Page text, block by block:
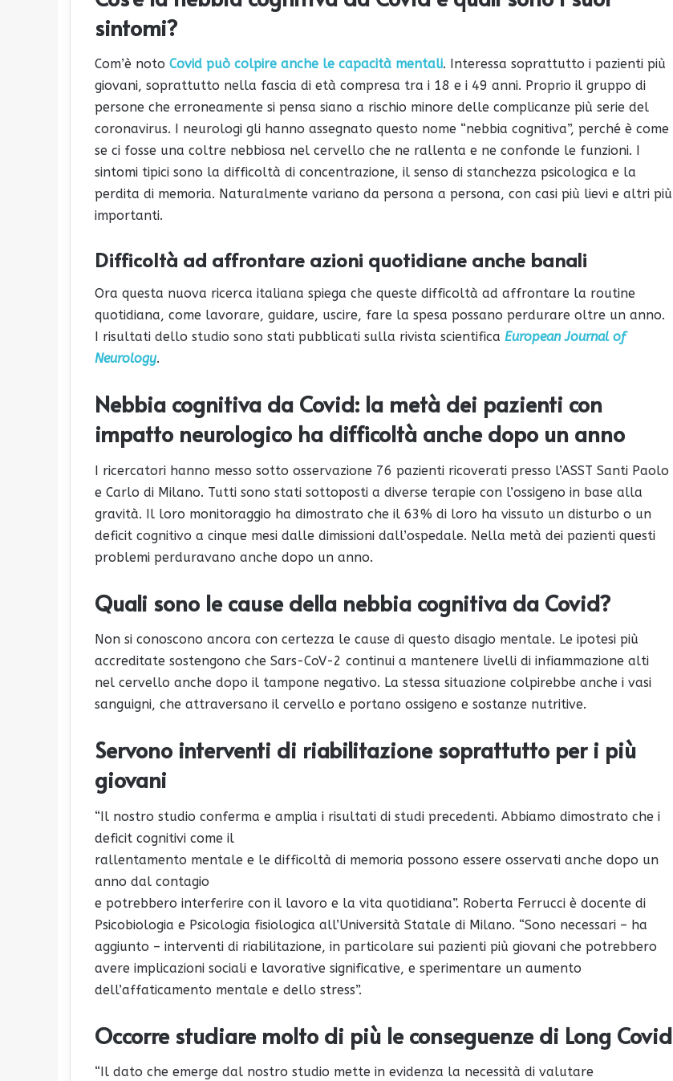
sintomi?
Com’è noto Covid può colpire anche le capacità mentali. Interessa soprattutto i pazienti più
giovani, soprattutto nella fascia di età compresa tra i 18 e i 49 anni. Proprio il gruppo di
persone che erroneamente si pensa siano a rischio minore delle complicanze più serie del
coronavirus. I neurologi gli hanno assegnato questo nome “nebbia cognitiva”, perché è come
se ci fosse una coltre nebbiosa nel cervello che ne rallenta e ne confonde le funzioni. I
sintomi tipici sono la difficoltà di concentrazione, il senso di stanchezza psicologica e la
perdita di memoria. Naturalmente variano da persona a persona, con casi più lievi e altri più
importanti.
Difficoltà ad affrontare azioni quotidiane anche banali
Ora questa nuova ricerca italiana spiega che queste difficoltà ad affrontare la routine
quotidiana, come lavorare, guidare, uscire, fare la spesa possano perdurare oltre un anno.
I risultati dello studio sono stati pubblicati sulla rivista scientifica European Journal of
Neurology.
Nebbia cognitiva da Covid: la metà dei pazienti con
impatto neurologico ha difficoltà anche dopo un anno
I ricercatori hanno messo sotto osservazione 76 pazienti ricoverati presso l’ASST Santi Paolo
e Carlo di Milano. Tutti sono stati sottoposti a diverse terapie con l’ossigeno in base alla
gravità. Il loro monitoraggio ha dimostrato che il 63% di loro ha vissuto un disturbo o un
deficit cognitivo a cinque mesi dalle dimissioni dall’ospedale. Nella metà dei pazienti questi
problemi perduravano anche dopo un anno.
Quali sono le cause della nebbia cognitiva da Covid?
Non si conoscono ancora con certezza le cause di questo disagio mentale. Le ipotesi più
accreditate sostengono che Sars-CoV-2 continui a mantenere livelli di infiammazione alti
nel cervello anche dopo il tampone negativo. La stessa situazione colpirebbe anche i vasi
sanguigni, che attraversano il cervello e portano ossigeno e sostanze nutritive.
Servono interventi di riabilitazione soprattutto per i più
giovani
“Il nostro studio conferma e amplia i risultati di studi precedenti. Abbiamo dimostrato che i
deficit cognitivi come il
rallentamento mentale e le difficoltà di memoria possono essere osservati anche dopo un
anno dal contagio
e potrebbero interferire con il lavoro e la vita quotidiana”. Roberta Ferrucci è docente di
Psicobiologia e Psicologia fisiologica all’Università Statale di Milano. “Sono necessari – ha
aggiunto – interventi di riabilitazione, in particolare sui pazienti più giovani che potrebbero
avere implicazioni sociali e lavorative significative, e sperimentare un aumento
dell’affaticamento mentale e dello stress”.
Occorre studiare molto di più le conseguenze di Long Covid
“Il dato che emerge dal nostro studio mette in evidenza la necessità di valutare